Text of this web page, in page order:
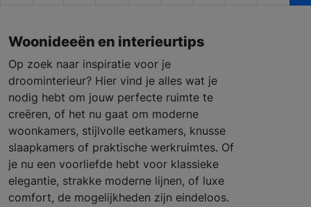
Woonideeën en interieurtips
Op zoek naar inspiratie voor je
droominterieur? Hier vind je alles wat je
nodig hebt om jouw perfecte ruimte te
creëren, of het nu gaat om moderne
woonkamers, stijlvolle eetkamers, knusse
slaapkamers of praktische werkruimtes. Of
je nu een voorliefde hebt voor klassieke
elegantie, strakke moderne lijnen, of luxe
comfort, de mogelijkheden zijn eindeloos.